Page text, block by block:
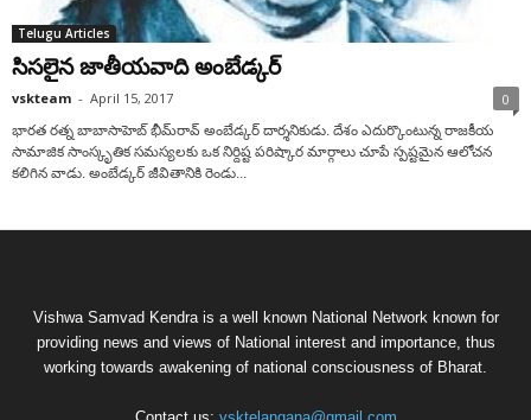
Telugu Articles
సిసలైన జాతీయవాది అంబేడ్కర్‌
vskteam - April 15, 2017 0
భారత రత్న బాబాసాహెబ్‌ భీమ్‌రావ్‌ అంబేడ్కర్‌ దార్శనికుడు. దేశం ఎదుర్కొంటున్న రాజకీయ
సామాజిక సాంస్కృతిక సమస్యలకు ఒక నిర్దిష్ట పరిష్కార మార్గాలు చూపే స్పష్టమైన ఆలోచన
కలిగిన వాడు. అంబేడ్కర్‌ జీవితానికి రెండు...
Vishwa Samvad Kendra is a well known National Network known for
providing news and views of National interest and importance, thus
working towards awakening of national consciousness of Bharat.